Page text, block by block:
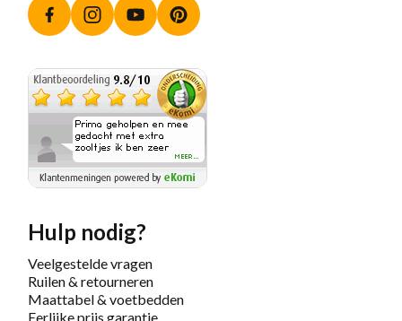
FacebookInstagramYouTube
Hulp nodig?
Veelgestelde vragen
Ruilen & retourneren
Maattabel & voetbedden
Eerlijke prijs garantie